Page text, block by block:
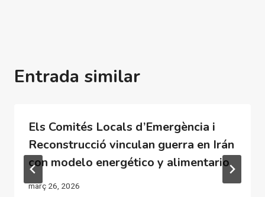
Entrada similar
Els Comités Locals d’Emergència i
Reconstrucció vinculan guerra en Irán
con modelo energético y alimentario
març 26, 2026